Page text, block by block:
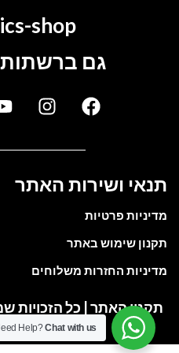
shop
גם
תנאי ושירות האתר
מדיניות פרטיות
תקנון שימוש באתר
מדיניות החזרות משלוחים
התמונות
Help?Chat with us